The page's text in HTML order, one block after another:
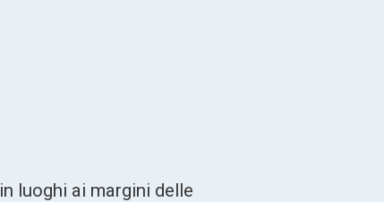
luoghi ai margini delle